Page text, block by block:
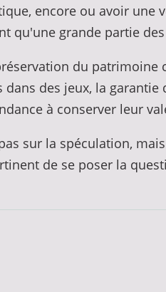
encore ou avoir
grande partie
du
des jeux, la
à conserver leur
sur la spéculation,
de se poser la